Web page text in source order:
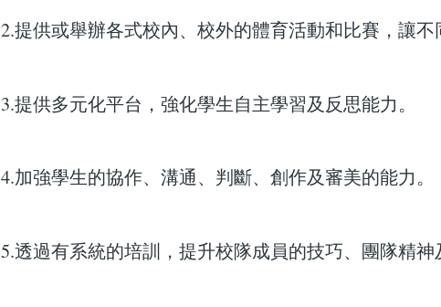
2.提供或舉辦各式校內、校外的體育活動和比賽，讓
3.提供多元化平台，強化學生自主學習及反思能力。
4.加強學生的協作、溝通、判斷、創作及審美的能力。
5.透過有系統的培訓，提升校隊成員的技巧、團隊精神